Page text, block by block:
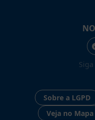
Sobre a LGPD
Veja no Mapa